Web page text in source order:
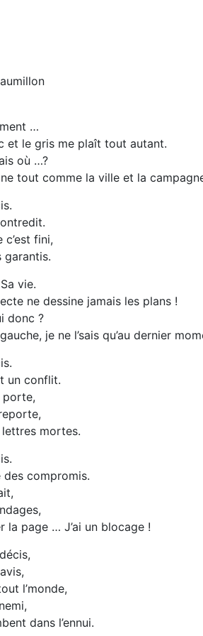
…
et le gris me plaît tout autant.
où …?
tout comme la ville et la
c’est fini,
garantis.
vie.
ne dessine jamais les plans !
donc ?
je ne l’sais qu’au dernier
un conflit.
porte,
mortes.
des compromis.
la page … J’ai un blocage !
l’monde,
dans l’ennui.